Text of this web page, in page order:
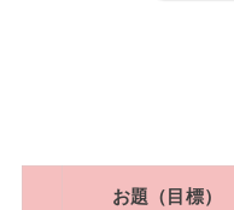
お題（目標）